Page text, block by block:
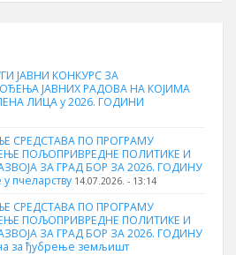
ЈАВНИ КОНКУРС ЗА
ЈАВНИХ РАДОВА НА КОЈИМА
ЛИЦА у 2026. ГОДИНИ
СРЕДСТАВА ПО ПРОГРАМУ
ПОЉОПРИВРЕДНЕ ПОЛИТИКЕ И
ЗА ГРАД БОР ЗА 2026. ГОДИНУ
пчеларству 14.07.2026. - 13:14
СРЕДСТАВА ПО ПРОГРАМУ
ПОЉОПРИВРЕДНЕ ПОЛИТИКЕ И
ЗА ГРАД БОР ЗА 2026. ГОДИНУ
за ђубрење земљишт